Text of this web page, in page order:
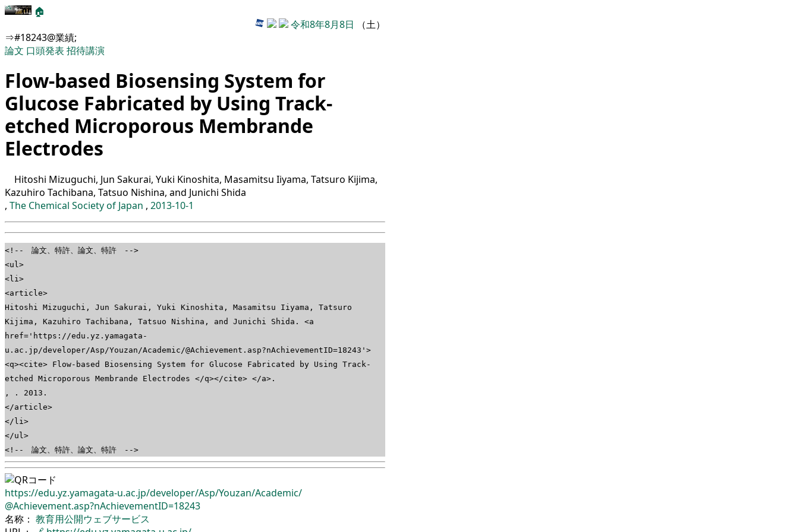
🏠
令和8年8月8日 （土）
⇒#18243@業績;
論文 口頭発表 招待講演
Flow-based Biosensing System for
Glucose Fabricated by Using Track-
etched Microporous Membrande
Electrodes
Hitoshi Mizuguchi, Jun Sakurai, Yuki Kinoshita, Masamitsu Iiyama, Tatsuro Kijima,
Kazuhiro Tachibana, Tatsuo Nishina, and Junichi Shida
, The Chemical Society of Japan , 2013-10-1
<!-- 論文、特許、論文、特許 -->
<ul>
<li>
<article>
Hitoshi Mizuguchi, Jun Sakurai, Yuki Kinoshita, Masamitsu Iiyama, Tatsuro
Kijima, Kazuhiro Tachibana, Tatsuo Nishina, and Junichi Shida. <a
href='https://edu.yz.yamagata-
u.ac.jp/developer/Asp/Youzan/Academic/@Achievement.asp?nAchievementID=18243'>
<q><cite> Flow-based Biosensing System for Glucose Fabricated by Using Track-
etched Microporous Membrande Electrodes </q></cite> </a>.
, . 2013.
</article>
</li>
</ul>
<!-- 論文、特許、論文、特許 -->
https://edu.yz.yamagata-u.ac.jp/developer/Asp/Youzan/Academic/
@Achievement.asp?nAchievementID=18243
名称： 教育用公開ウェブサービス